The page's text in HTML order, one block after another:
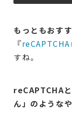
もっともおす
『reCAPTCHA
すね。
reCAPTCHA
ん」のようなや